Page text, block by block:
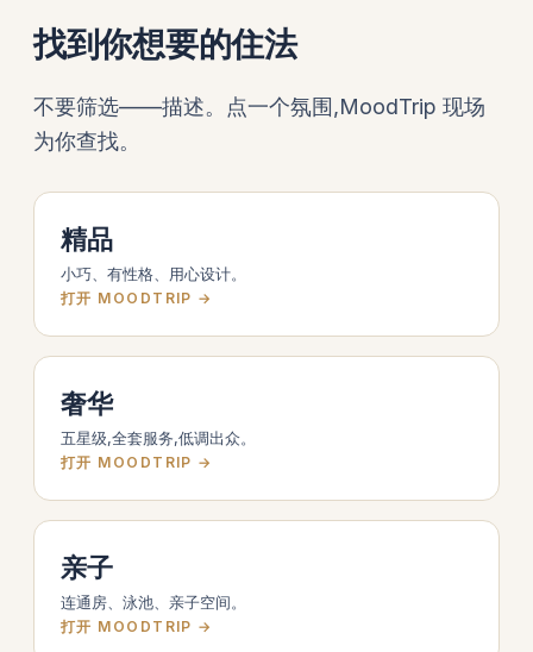
找到你想要的住法
不要筛选——描述。点一个氛围,MoodTrip 现场
为你查找。
精品
小巧、有性格、用心设计。
打开 MOODTRIP →
奢华
五星级,全套服务,低调出众。
打开 MOODTRIP →
亲子
连通房、泳池、亲子空间。
打开 MOODTRIP →